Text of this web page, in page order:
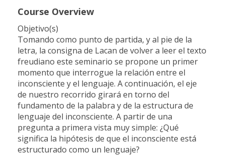
Course Overview
Objetivo(s)
Tomando como punto de partida, y al pie de la
letra, la consigna de Lacan de volver a leer el texto
freudiano este seminario se propone un primer
momento que interrogue la relación entre el
inconsciente y el lenguaje. A continuación, el eje
de nuestro recorrido girará en torno del
fundamento de la palabra y de la estructura de
lenguaje del inconsciente. A partir de una
pregunta a primera vista muy simple: ¿Qué
significa la hipótesis de que el inconsciente está
estructurado como un lenguaje?